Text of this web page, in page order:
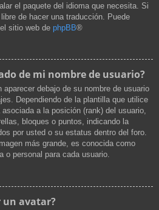
el paquete del idioma que necesita. Si
de hacer una traducción. Puede
sitio web de phpBB®
de mi nombre de usuario?
aparecer debajo de su nombre de usuario
Dependiendo de la plantilla que utilice
a la posición (rank) del usuario,
bloques o puntos, indicando la
por usted o su estatus dentro del foro.
más grande, es conocida como
o personal para cada usuario.
un avatar?